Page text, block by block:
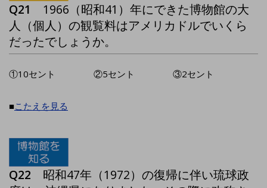
Q21 1966（昭和41）年にできた博物館の大
人（個人）の観覧料はアメリカドルでいくら
だったでしょうか。
①10セント ②5セント ③2セント
■こたえを見る
Q22 昭和47年（1972）の復帰に伴い琉球政